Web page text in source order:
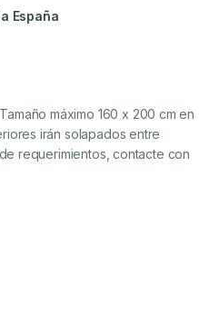
España
máximo 160 x 200 cm en
irán solapados entre
requerimientos, contacte con